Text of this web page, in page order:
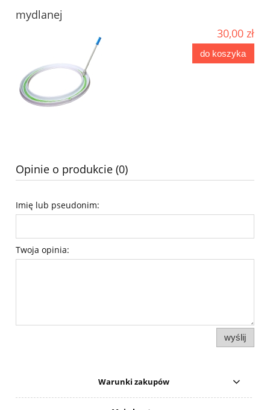
mydlanej
30,00 zł
do koszyka
Opinie o produkcie (0)
Imię lub pseudonim:
Twoja opinia:
wyślij
Warunki zakupów